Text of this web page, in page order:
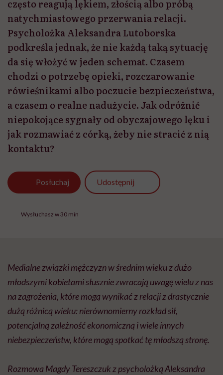
często reagują lękiem, złością albo próbą
natychmiastowego przerwania relacji.
Psycholożka Aleksandra Lutoborska
podkreśla jednak, że nie każdą taką sytuację
da się włożyć w jeden schemat. Czasem
chodzi o potrzebę opieki, rozczarowanie
rówieśnikami albo poczucie bezpieczeństwa,
a czasem o realne nadużycie. Jak odróżnić
niepokojące sygnały od obyczajowego lęku i
jak rozmawiać z córką, żeby nie stracić z nią
kontaktu?
Posłuchaj Udostępnij
Wysłuchasz w 30 min
Medialne związki mężczyzn w średnim wieku z dużo
młodszymi kobietami słusznie zwracają uwagę wielu z nas
na zagrożenia, które mogą wynikać z relacji z drastycznie
dużą różnicą wieku: nierównomierny rozkład sił,
potencjalną zależność ekonomiczną i wiele innych
niebezpieczeństw, które mogą spotkać tę młodszą stronę.
Rozmowa Magdy Tereszczuk z psycholożką Aleksandra